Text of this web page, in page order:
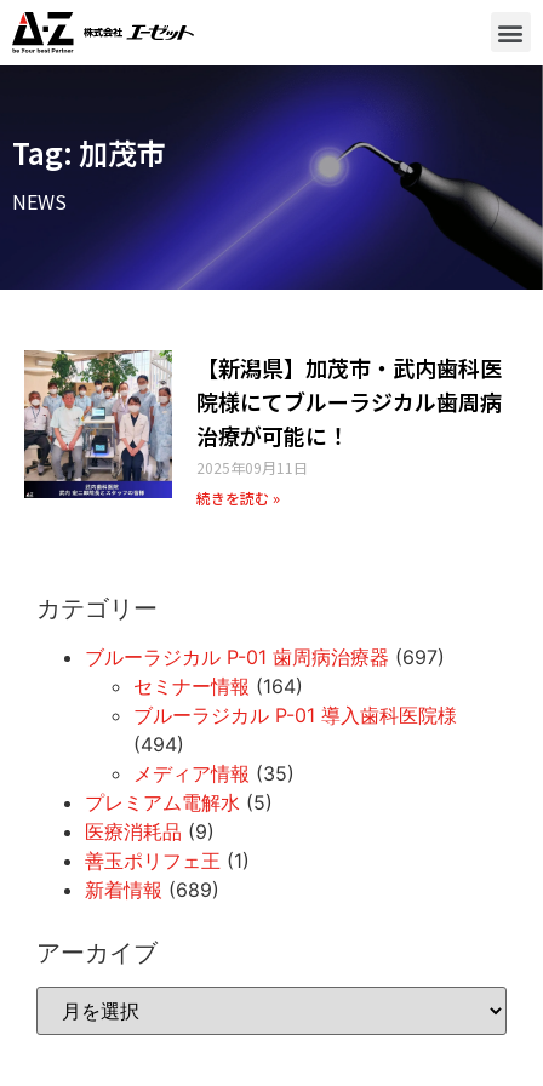
Tag: 加茂市
NEWS
【新潟県】加茂市・武内歯科医
院様にてブルーラジカル歯周病
治療が可能に！
2025年09月11日
続きを読む »
カテゴリー
ブルーラジカル P-01 歯周病治療器 (697)
セミナー情報 (164)
ブルーラジカル P-01 導入歯科医院様
(494)
メディア情報 (35)
プレミアム電解水 (5)
医療消耗品 (9)
善玉ポリフェ王 (1)
新着情報 (689)
アーカイブ